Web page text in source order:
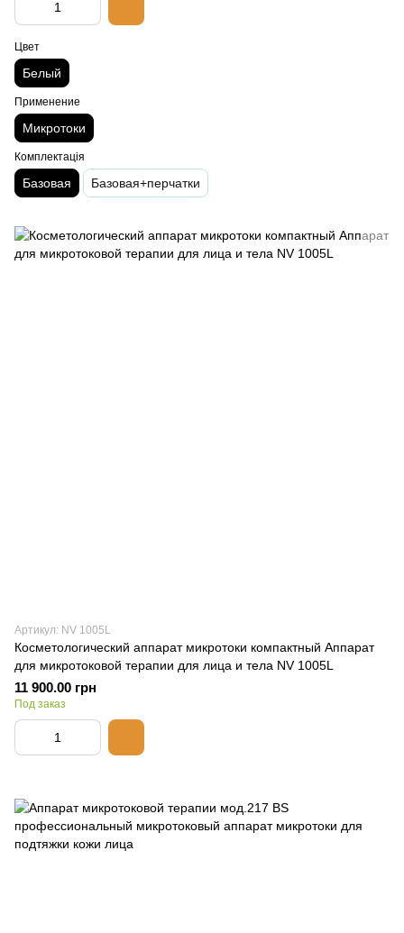
Цвет
Белый
Применение
Микротоки
Комплектація
Базовая Базовая+перчатки
Артикул: NV 1005L
Косметологический аппарат микротоки компактный Аппарат
для микротоковой терапии для лица и тела NV 1005L
11 900.00 грн
Под заказ